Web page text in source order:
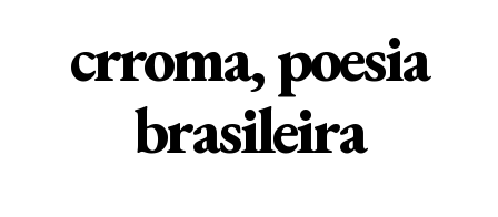
crroma, poesia
brasileira